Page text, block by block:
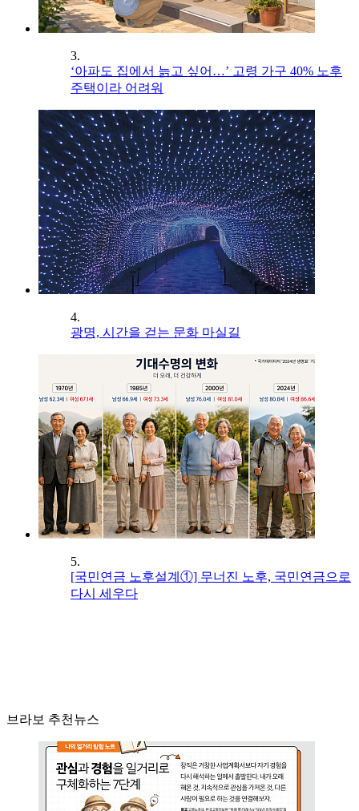
3.
‘아파도 집에서 늙고 싶어…’ 고령 가구 40% 노후
주택이라 어려워
4.
광명, 시간을 걷는 문화 마실길
5.
[국민연금 노후설계①] 무너진 노후, 국민연금으로
다시 세우다
브라보 추천뉴스